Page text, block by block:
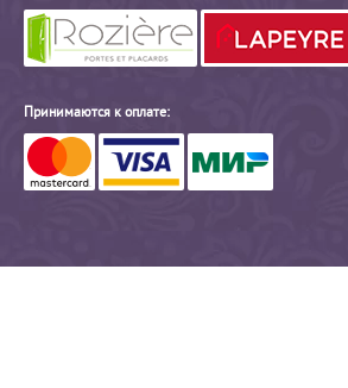
Принимаются к оплате: